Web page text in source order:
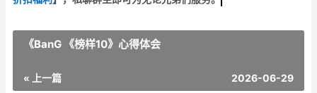
《BanG 《榜样10》心得体会
« 上一篇 2026-06-29